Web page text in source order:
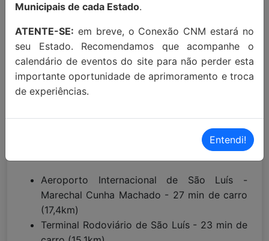
MAIORES INFORMAÇÕES:
Localização Maps:Clique aqui!
Aeroporto Internacional de São Luís -
Marechal Cunha Machado - 27 min de carro
(17,4km)
Terminal Rodoviário de São Luís - 23 min de
Municipais de cada Estado.
ATENTE-SE: em breve, o Conexão CNM estará no
seu Estado. Recomendamos que acompanhe o
calendário de eventos do site para não perder esta
importante oportunidade de aprimoramento e troca
de experiências.
Entendi!